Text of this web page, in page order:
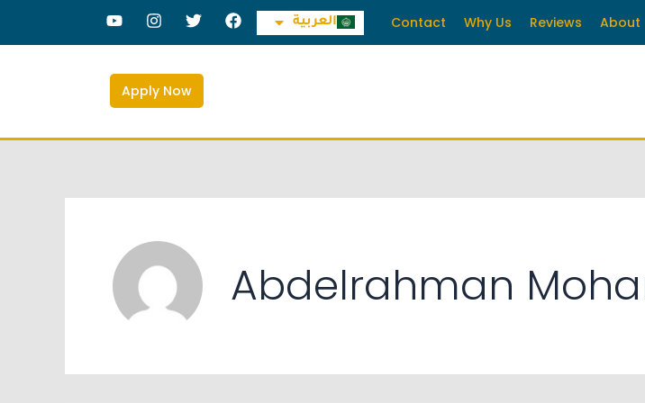
About
Reviews
Why Us
Contact العربية
中文 (中国)
F
a
c
T
w
i
t
e
r
I
n
s
a
g
r
m
Y
o
u
u
e
Apply Now